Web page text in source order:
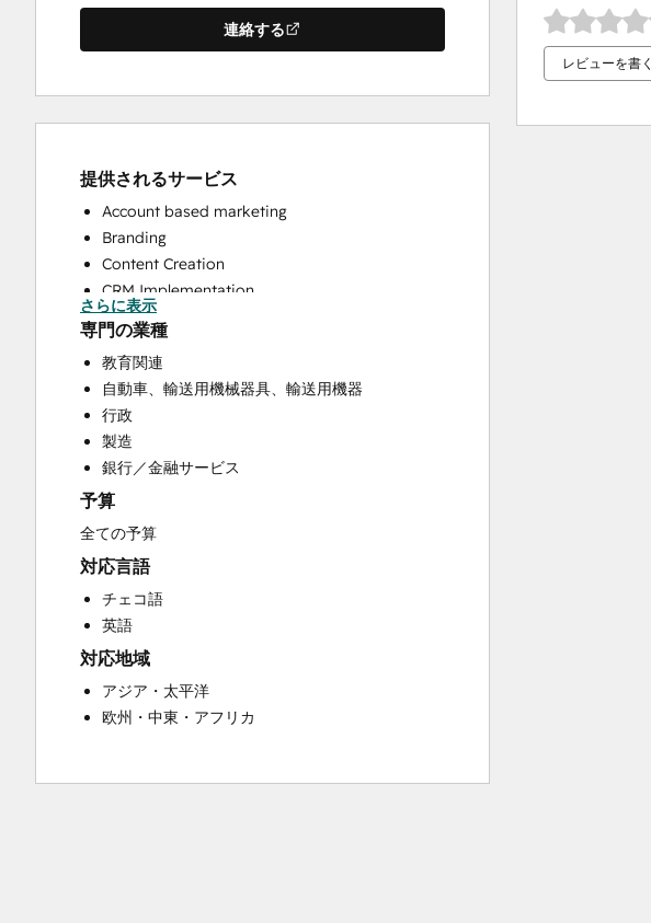
連絡する
提供されるサービス
Account based marketing
Branding
Content Creation
CRM Implementation
CRM Migration
Custom API Integrations
Customer Marketing
Customer Success Training
Customer Support Training
Email Marketing
Full Inbound Marketing Services
HubSpot Onboarding
Knowledge Base Development
Sales and Marketing Alignment
Sales Coaching and Training
Sales Enablement
Social Media
Video Production
さらに表示
専門の業種
教育関連
自動車、輸送用機械器具、輸送用機器
行政
製造
銀行／金融サービス
予算
全ての予算
対応言語
チェコ語
英語
対応地域
アジア・太平洋
欧州・中東・アフリカ
レビューを書く